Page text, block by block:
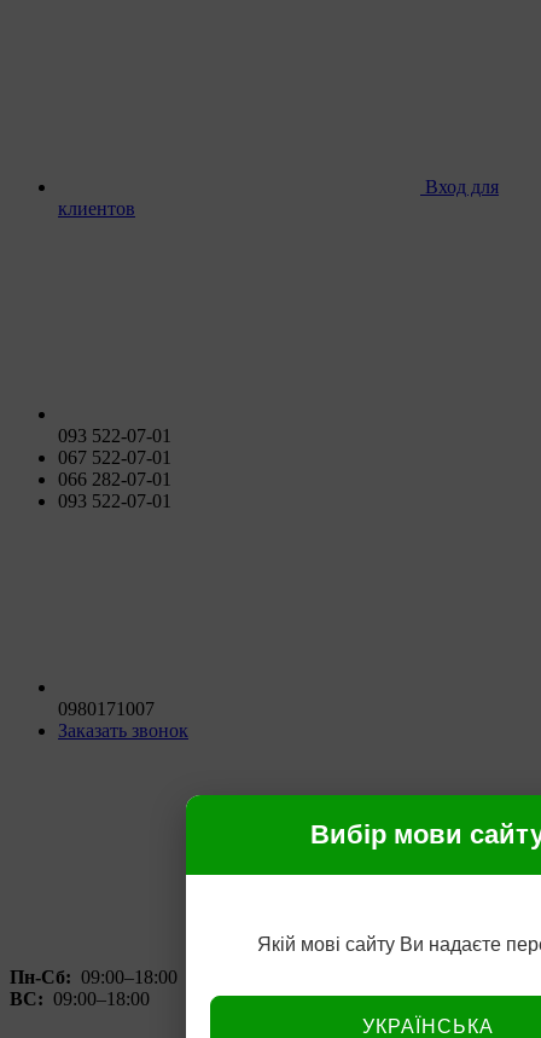
Вход для
клиентов
093 522-07-01
067 522-07-01
066 282-07-01
093 522-07-01
0980171007
Заказать звонок
Пн-Сб: 09:00–18:00
ВС: 09:00–18:00
Вибір мови
Якій мові сайту Ви надаєте
УКРАЇНСЬКА